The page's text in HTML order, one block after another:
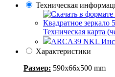
Техническая
Техническая карта
ARCA39 NKL
Характеристики
Размер: 590x66x500 mm